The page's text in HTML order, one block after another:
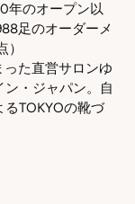
年のオープン以
足のオーダーメ
った直営サロンゆ
・ジャパン。自
TOKYOの靴づ